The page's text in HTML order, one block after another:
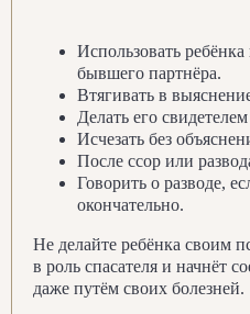
Использовать
бывшего партнёра.
Втягивать в
Делать его
Исчезать без
После ссор или
Говорить о разводе,
окончательно.
Не делайте ребёнка своим
в роль спасателя и начнёт
даже путём своих болезней.
Все вебинары
Книги автора